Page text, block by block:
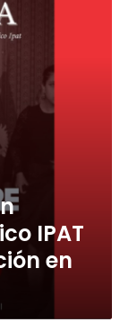
IPAT
en